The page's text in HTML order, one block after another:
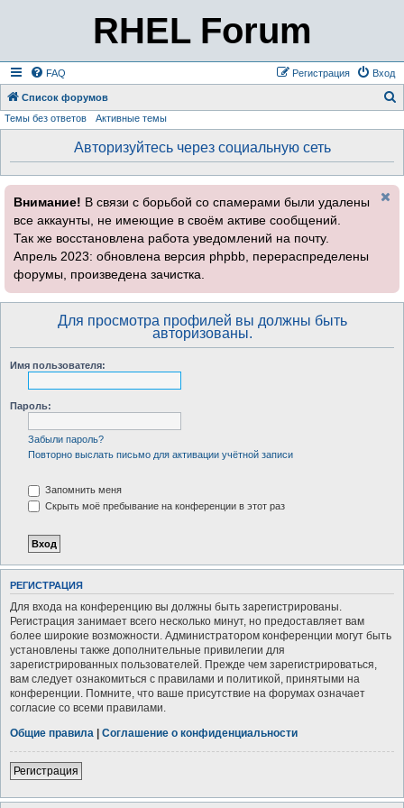
RHEL Forum
FAQ Вход
Регистрация
Список форумов
Темы без ответов Активные темы
Авторизуйтесь через социальную сеть
Внимание! В связи с борьбой со спамерами были удалены
все аккаунты, не имеющие в своём активе сообщений.
Так же восстановлена работа уведомлений на почту.
Апрель 2023: обновлена версия phpbb, перераспределены
форумы, произведена зачистка.
Для просмотра профилей вы должны быть
авторизованы.
Имя пользователя:
Пароль:
Забыли пароль?
Повторно выслать письмо для активации учётной записи
Запомнить меня
Скрыть моё пребывание на конференции в этот раз
РЕГИСТРАЦИЯ
Для входа на конференцию вы должны быть зарегистрированы.
Регистрация занимает всего несколько минут, но предоставляет вам
более широкие возможности. Администратором конференции могут быть
установлены также дополнительные привилегии для
зарегистрированных пользователей. Прежде чем зарегистрироваться,
вам следует ознакомиться с правилами и политикой, принятыми на
конференции. Помните, что ваше присутствие на форумах означает
согласие со всеми правилами.
Общие правила | Соглашение о конфиденциальности
Регистрация